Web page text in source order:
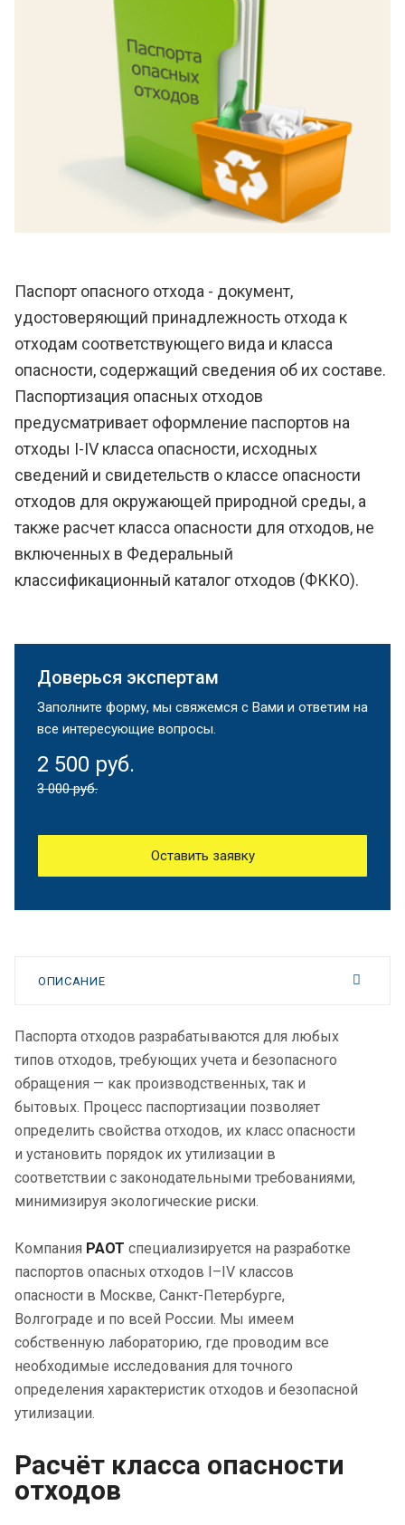
Паспорт опасного отхода - документ,
удостоверяющий принадлежность отхода к
отходам соответствующего вида и класса
опасности, содержащий сведения об их составе.
Паспортизация опасных отходов
предусматривает оформление паспортов на
отходы I-IV класса опасности, исходных
сведений и свидетельств о классе опасности
отходов для окружающей природной среды, а
также расчет класса опасности для отходов, не
включенных в Федеральный
классификационный каталог отходов (ФККО).
Доверься экспертам
Заполните форму, мы свяжемся с Вами и ответим на
все интересующие вопросы.
2 500 руб.
3 000 руб.
Оставить заявку
ОПИСАНИЕ
Паспорта отходов разрабатываются для любых
типов отходов, требующих учета и безопасного
обращения — как производственных, так и
бытовых. Процесс паспортизации позволяет
определить свойства отходов, их класс опасности
и установить порядок их утилизации в
соответствии с законодательными требованиями,
минимизируя экологические риски.
Компания РАОТ специализируется на разработке
паспортов опасных отходов I–IV классов
опасности в Москве, Санкт-Петербурге,
Волгограде и по всей России. Мы имеем
собственную лабораторию, где проводим все
необходимые исследования для точного
определения характеристик отходов и безопасной
утилизации.
Расчёт класса опасности
отходов